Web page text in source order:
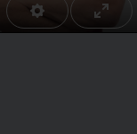
Settings